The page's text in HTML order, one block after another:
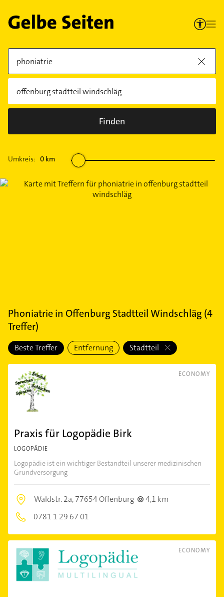
Finden
Umkreis: 0 km
Phoniatriein Offenburg Stadtteil Windschläg (4
Treffer)
Beste Treffer Entfernung Stadtteil
ECONOMY
Praxis für Logopädie Birk
LOGOPÄDIE
Logopädie ist ein wichtiger Bestandteil unserer medizinischen
Grundversorgung
Waldstr. 2a,77654 Offenburg
4,1 km
0781 1 29 67 01
ECONOMY